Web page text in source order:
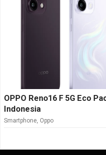
OPPO Reno16 F 5G Eco
Indonesia
Smartphone, Oppo